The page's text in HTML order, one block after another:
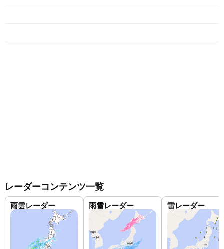
レーダーコンテンツ一覧
雨雲レーダー 雨雪レーダー 雷レーダー